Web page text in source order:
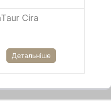
Cira
Детальніше